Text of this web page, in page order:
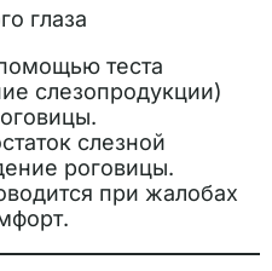
глаза
теста
слезопродукции)
слезной
роговицы.
при жалобах